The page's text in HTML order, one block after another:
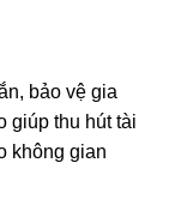
bảo vệ gia
giúp thu hút tài
không gian